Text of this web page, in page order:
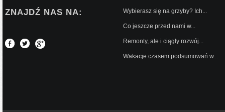
ZNAJDŹ NAS NA: Wybierasz się na grzyby? Ich...
Co jeszcze przed nami w...
Remonty, ale i ciągły rozwój...
Wakacje czasem podsumowań w...